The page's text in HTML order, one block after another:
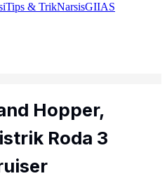
Tips & TrikNarsisGIIAS
Hopper,
Roda 3